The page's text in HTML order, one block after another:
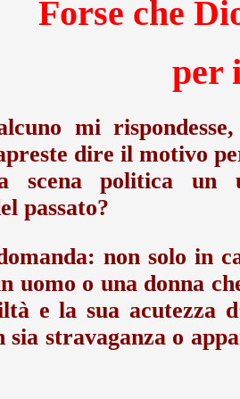
Forse che
per
mi
dire il motivo
scena politica
passato?
non solo in
uomo o una donna
e la sua acutezza
sia stravaganza o